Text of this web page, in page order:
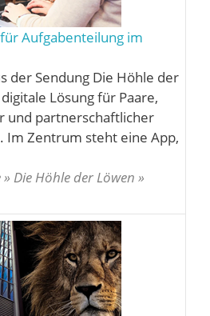
Aufgabenteilung im
der Sendung Die Höhle der
Lösung für Paare,
und partnerschaftlicher
Im Zentrum steht eine App,
Die Höhle der Löwen »